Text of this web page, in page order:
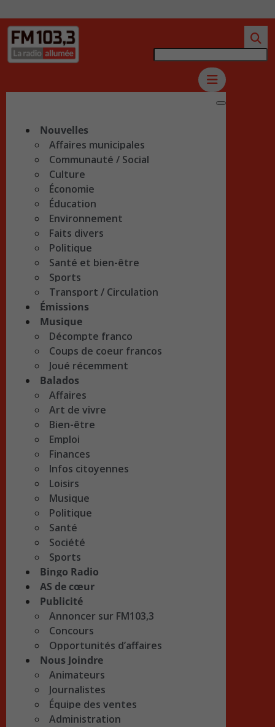
Nouvelles
Affaires municipales
Communauté / Social
Culture
Économie
Éducation
Environnement
Faits divers
Politique
Santé et bien-être
Sports
Transport / Circulation
Émissions
Musique
Décompte franco
Coups de coeur francos
Joué récemment
Balados
Affaires
Art de vivre
Bien-être
Emploi
Finances
Infos citoyennes
Loisirs
Musique
Politique
Santé
Société
Sports
Bingo Radio
AS de cœur
Publicité
Annoncer sur FM103,3
Concours
Opportunités d’affaires
Nous Joindre
Animateurs
Journalistes
Équipe des ventes
Administration